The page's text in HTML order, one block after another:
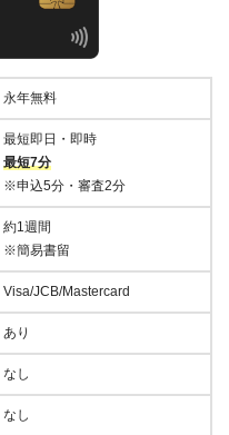
永年無料
最短即日・即時
最短7分
※申込5分・審査2分
約1週間
※簡易書留
Visa/JCB/Mastercard
あり
なし
なし